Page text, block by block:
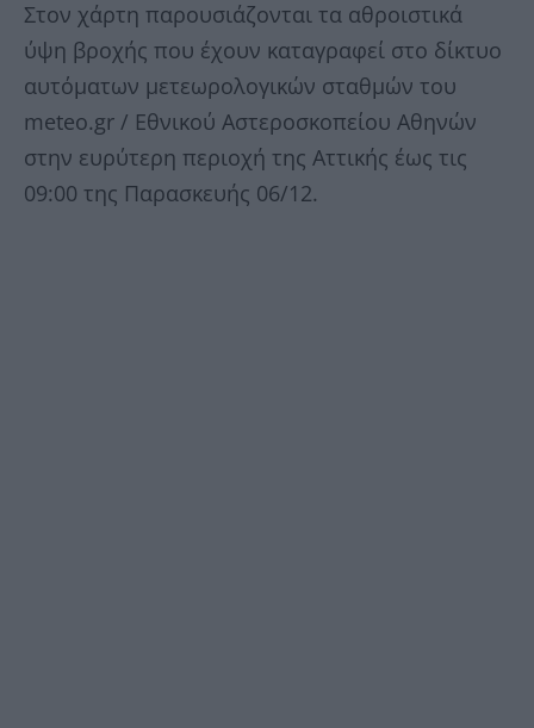
Στον χάρτη παρουσιάζονται τα αθροιστικά
ύψη βροχής που έχουν καταγραφεί στο δίκτυο
αυτόματων μετεωρολογικών σταθμών του
meteo.gr / Εθνικού Αστεροσκοπείου Αθηνών
στην ευρύτερη περιοχή της Αττικής έως τις
09:00 της Παρασκευής 06/12.